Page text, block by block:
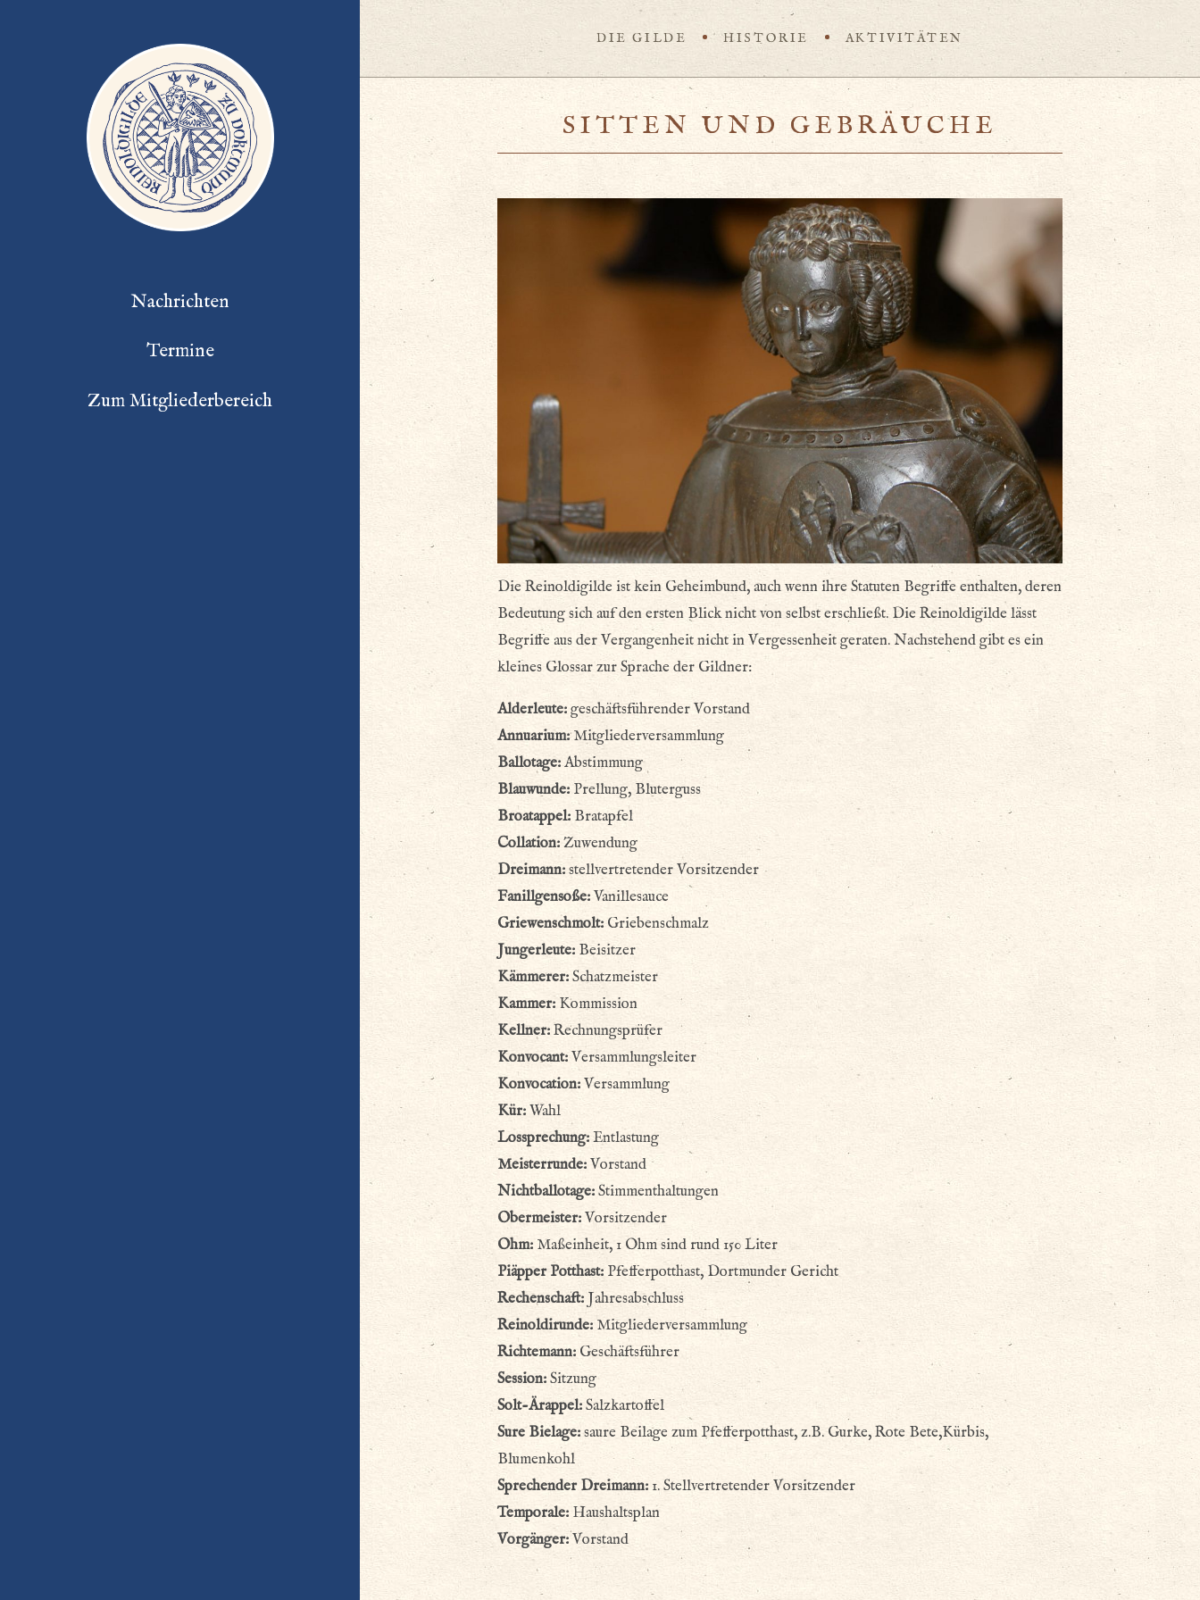
Nachrichten
Termine
Zum Mitgliederbereich
DIE GILDE HISTORIE AKTIVITÄTEN
SITTEN UND GEBRÄUCHE
Die Reinoldigilde ist kein Geheimbund, auch wenn ihre Statuten Begriffe enthalten, deren
Bedeutung sich auf den ersten Blick nicht von selbst erschließt. Die Reinoldigilde lässt
Begriffe aus der Vergangenheit nicht in Vergessenheit geraten. Nachstehend gibt es ein
kleines Glossar zur Sprache der Gildner:
Alderleute:geschäftsführender Vorstand
Annuarium:Mitgliederversammlung
Ballotage:Abstimmung
Blauwunde: Prellung, Bluterguss
Broatappel: Bratapfel
Collation:Zuwendung
Dreimann:stellvertretender Vorsitzender
Fanillgensoße:Vanillesauce
Griewenschmolt: Griebenschmalz
Jungerleute: Beisitzer
Kämmerer:Schatzmeister
Kammer: Kommission
Kellner:Rechnungsprüfer
Konvocant:Versammlungsleiter
Konvocation:Versammlung
Kür:Wahl
Lossprechung:Entlastung
Meisterrunde:Vorstand
Nichtballotage:Stimmenthaltungen
Obermeister:Vorsitzender
Ohm: Maßeinheit, 1 Ohm sind rund 150 Liter
Piäpper Potthast: Pfefferpotthast, Dortmunder Gericht
Rechenschaft: Jahresabschluss
Reinoldirunde: Mitgliederversammlung
Richtemann: Geschäftsführer
Session:Sitzung
Solt-Ärappel:Salzkartoffel
Sure Bielage:saure Beilage zum Pfefferpotthast, z.B. Gurke, Rote Bete,Kürbis,
Blumenkohl
Sprechender Dreimann: 1. Stellvertretender Vorsitzender
Temporale: Haushaltsplan
Vorgänger:Vorstand